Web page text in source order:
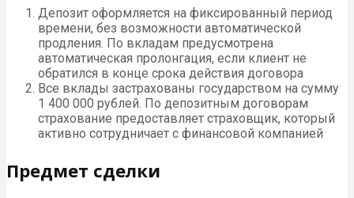
Депозит оформляется на фиксированный период
времени, без возможности автоматической
продления. По вкладам предусмотрена
автоматическая пролонгация, если клиент не
обратился в конце срока действия договора
Все вклады застрахованы государством на сумму
1 400 000 рублей. По депозитным договорам
страхование предоставляет страховщик, который
активно сотрудничает с финансовой компанией
Предмет сделки